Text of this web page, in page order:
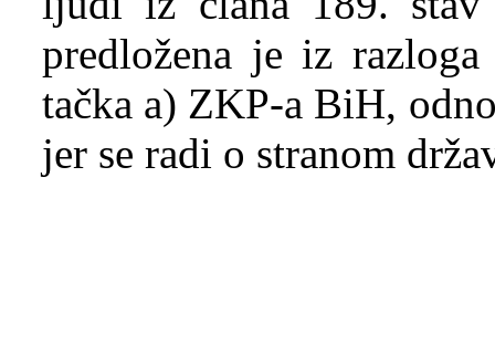
predložena je iz
tačka a) ZKP-a BiH,
jer se radi o stranom